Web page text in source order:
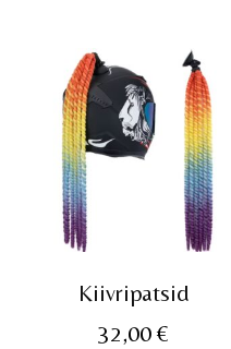
Kiivripatsid
32,00€